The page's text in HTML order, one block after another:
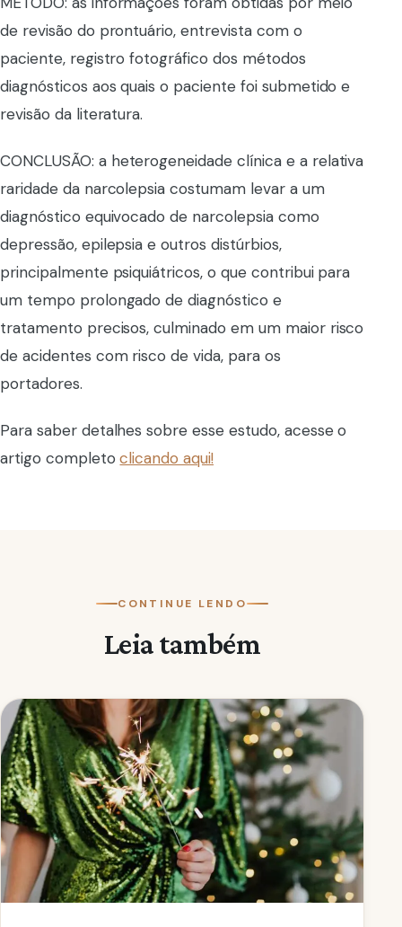
de revisão do prontuário, entrevista com o
paciente, registro fotográfico dos métodos
diagnósticos aos quais o paciente foi submetido e
revisão da literatura.
CONCLUSÃO: a heterogeneidade clínica e a relativa
raridade da narcolepsia costumam levar a um
diagnóstico equivocado de narcolepsia como
depressão, epilepsia e outros distúrbios,
principalmente psiquiátricos, o que contribui para
um tempo prolongado de diagnóstico e
tratamento precisos, culminado em um maior risco
de acidentes com risco de vida, para os
portadores.
Para saber detalhes sobre esse estudo, acesse o
artigo completoclicando aqui!
CONTINUE LENDO
Leia também